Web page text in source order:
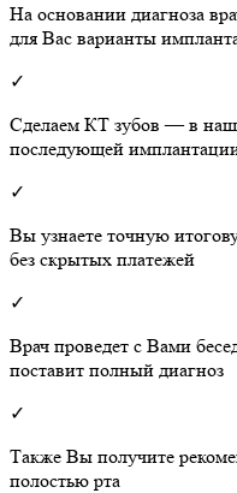
На основании диагноза
для Вас варианты
✓
Сделаем КТ зубов — в
последующей
✓
Вы узнаете точную
без скрытых платежей
✓
Врач проведет с Вами
поставит полный диагноз
✓
Также Вы получите
полостью рта